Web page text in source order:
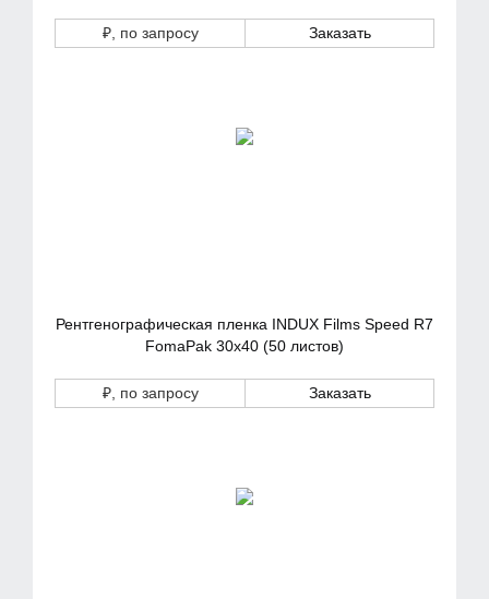
₽, по запросу Заказать
Рентгенографическая пленка INDUX Films Speed R7
FomaPak 30х40 (50 листов)
₽, по запросу Заказать